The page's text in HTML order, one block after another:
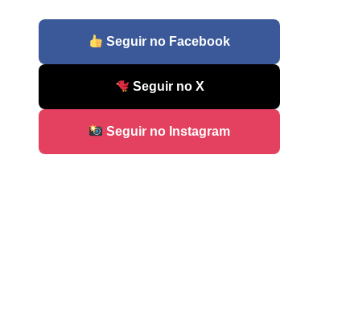
Seguir no Facebook
Seguir no X
Seguir no Instagram